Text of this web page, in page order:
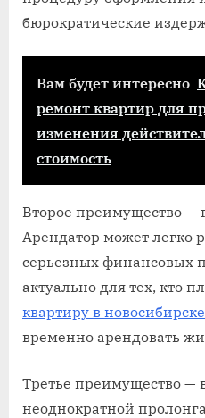
бюрократические
Вам будет интересно
ремонт квартир для
изменения
стоимость
Второе преимущество —
Арендатор может легко
серьезных финансовых
актуально для тех, кто
квартиру в
временно арендовать
Третье преимущество —
неоднократной